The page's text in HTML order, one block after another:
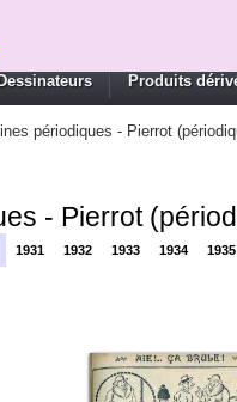
Dessinateurs Produits
périodiques - Pierrot
- Pierrot
1931 1932 1933 1934 1935